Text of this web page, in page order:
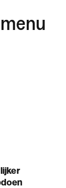
menu